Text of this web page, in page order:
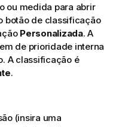
ou medida para abrir
botão de classificação
Personalizada. A
de prioridade interna
A classificação é
.
(insira uma